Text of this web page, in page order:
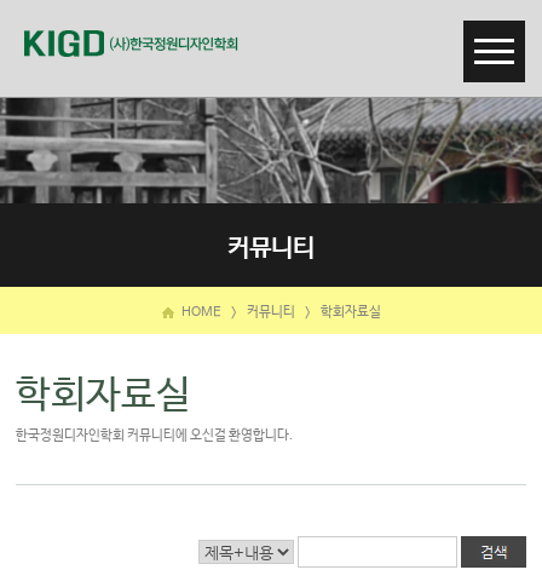
커뮤니티
HOME > 커뮤니티 > 학회자료실
학회자료실
한국정원디자인학회 커뮤니티에 오신걸 환영합니다.